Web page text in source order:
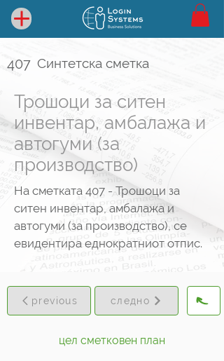
407 Синтетска сметка
Трошоци за ситен
инвентар, амбалажа и
автогуми (за
производство)
На сметката 407 - Трошоци за
ситен инвентар, амбалажа и
автогуми (за производство), се
евидентира еднократниот отпис.
previous следно
цел сметковен план